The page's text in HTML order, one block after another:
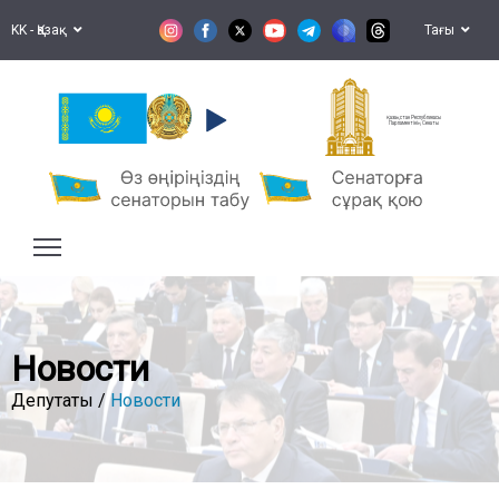
KK - Қазақ Тағы
Қазақстан Республикасы
Парламентінің Сенаты
Новости
Депутаты /Новости